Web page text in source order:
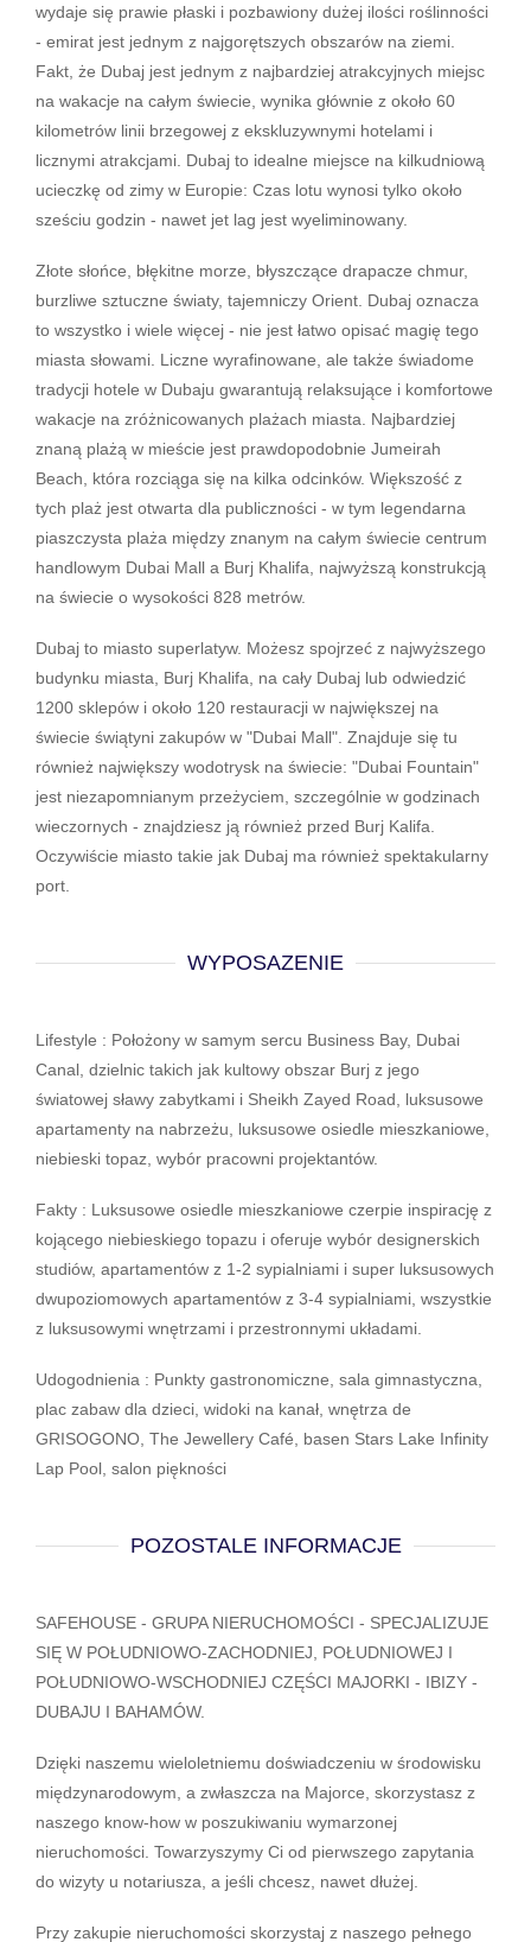
wydaje się prawie płaski i pozbawiony dużej ilości roślinności
- emirat jest jednym z najgorętszych obszarów na ziemi.
Fakt, że Dubaj jest jednym z najbardziej atrakcyjnych miejsc
na wakacje na całym świecie, wynika głównie z około 60
kilometrów linii brzegowej z ekskluzywnymi hotelami i
licznymi atrakcjami. Dubaj to idealne miejsce na kilkudniową
ucieczkę od zimy w Europie: Czas lotu wynosi tylko około
sześciu godzin - nawet jet lag jest wyeliminowany.
Złote słońce, błękitne morze, błyszczące drapacze chmur,
burzliwe sztuczne światy, tajemniczy Orient. Dubaj oznacza
to wszystko i wiele więcej - nie jest łatwo opisać magię tego
miasta słowami. Liczne wyrafinowane, ale także świadome
tradycji hotele w Dubaju gwarantują relaksujące i komfortowe
wakacje na zróżnicowanych plażach miasta. Najbardziej
znaną plażą w mieście jest prawdopodobnie Jumeirah
Beach, która rozciąga się na kilka odcinków. Większość z
tych plaż jest otwarta dla publiczności - w tym legendarna
piaszczysta plaża między znanym na całym świecie centrum
handlowym Dubai Mall a Burj Khalifa, najwyższą konstrukcją
na świecie o wysokości 828 metrów.
Dubaj to miasto superlatyw. Możesz spojrzeć z najwyższego
budynku miasta, Burj Khalifa, na cały Dubaj lub odwiedzić
1200 sklepów i około 120 restauracji w największej na
świecie świątyni zakupów w "Dubai Mall". Znajduje się tu
również największy wodotrysk na świecie: "Dubai Fountain"
jest niezapomnianym przeżyciem, szczególnie w godzinach
wieczornych - znajdziesz ją również przed Burj Kalifa.
Oczywiście miasto takie jak Dubaj ma również spektakularny
port.
WYPOSAZENIE
Lifestyle : Położony w samym sercu Business Bay, Dubai
Canal, dzielnic takich jak kultowy obszar Burj z jego
światowej sławy zabytkami i Sheikh Zayed Road, luksusowe
apartamenty na nabrzeżu, luksusowe osiedle mieszkaniowe,
niebieski topaz, wybór pracowni projektantów.
Fakty : Luksusowe osiedle mieszkaniowe czerpie inspirację z
kojącego niebieskiego topazu i oferuje wybór designerskich
studiów, apartamentów z 1-2 sypialniami i super luksusowych
dwupoziomowych apartamentów z 3-4 sypialniami, wszystkie
z luksusowymi wnętrzami i przestronnymi układami.
Udogodnienia : Punkty gastronomiczne, sala gimnastyczna,
plac zabaw dla dzieci, widoki na kanał, wnętrza de
GRISOGONO, The Jewellery Café, basen Stars Lake Infinity
Lap Pool, salon piękności
POZOSTALE INFORMACJE
SAFEHOUSE - GRUPA NIERUCHOMOŚCI - SPECJALIZUJE
SIĘ W POŁUDNIOWO-ZACHODNIEJ, POŁUDNIOWEJ I
POŁUDNIOWO-WSCHODNIEJ CZĘŚCI MAJORKI - IBIZY -
DUBAJU I BAHAMÓW.
Dzięki naszemu wieloletniemu doświadczeniu w środowisku
międzynarodowym, a zwłaszcza na Majorce, skorzystasz z
naszego know-how w poszukiwaniu wymarzonej
nieruchomości. Towarzyszymy Ci od pierwszego zapytania
do wizyty u notariusza, a jeśli chcesz, nawet dłużej.
Przy zakupie nieruchomości skorzystaj z naszego pełnego